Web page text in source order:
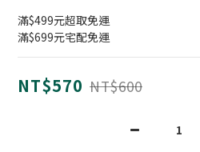
滿$499元超取免運
滿$699元宅配免運
NT$570 NT$600